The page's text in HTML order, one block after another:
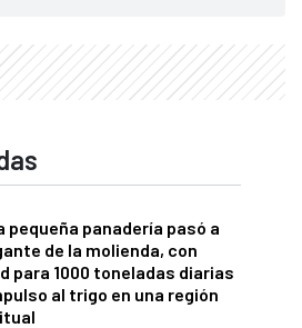
pequeña panadería pasó a
de la molienda, con
para 1000 toneladas diarias
al trigo en una región